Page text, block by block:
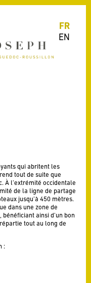
FR
EN
qui abritent les
tout de suite que
À l’extrémité occidentale
de la ligne de partage
jusqu’à 450 mètres.
dans une zone de
ainsi d’un bon
tout au long de
: